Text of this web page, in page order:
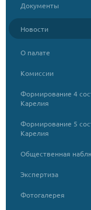
Документы
Новости
О палате
Комиссии
Формирование 4
Карелия
Формирование 5
Карелия
Общественная
Экспертиза
Фотогалерея